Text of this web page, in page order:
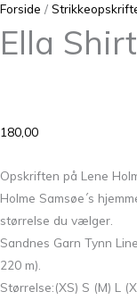
Forside /
Ella Shirt
180,00
Opskriften på Lene
Holme Samsøe´s
størrelse du vælger.
Sandnes Garn Tynn
220 m).
Størrelse:(XS) S (M) L